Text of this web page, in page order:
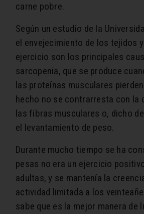
carne pobre.
Según un estudio de la
el envejecimiento de los tejidos
ejercicio son los principales
sarcopenia, que se produce
las proteínas musculares
hecho no se contrarresta con la
las fibras musculares o, dicho
el levantamiento de peso.
Durante mucho tiempo se ha
pesas no era un ejercicio
adultas, y se mantenía la
actividad limitada a los
sabe que es la mejor manera de